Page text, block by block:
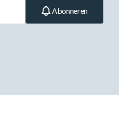
Abonneren